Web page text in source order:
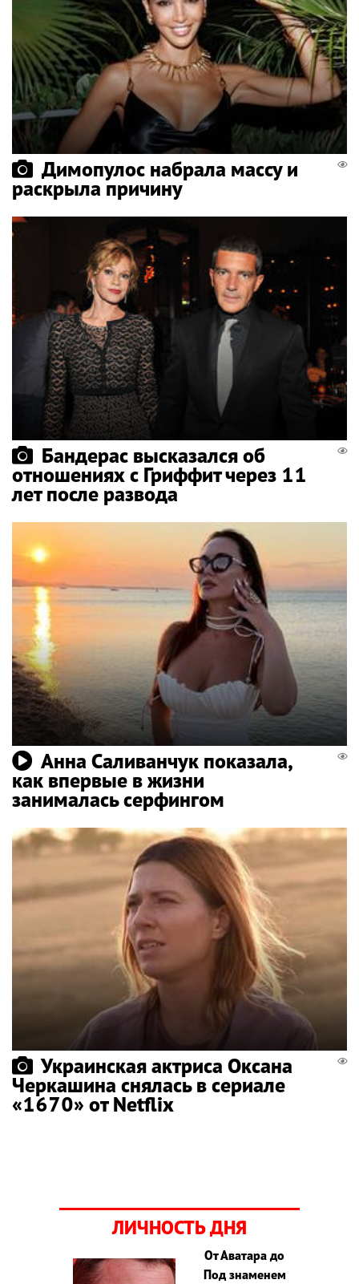
Димопулос набрала массу и
раскрыла причину
Бандерас высказался об
отношениях с Гриффит через 11
лет после развода
Анна Саливанчук показала,
как впервые в жизни
занималась серфингом
Украинская актриса Оксана
Черкашина снялась в сериале
«1670» от Netflix
ЛИЧНОСТЬ ДНЯ
От Аватара до
Под знаменем